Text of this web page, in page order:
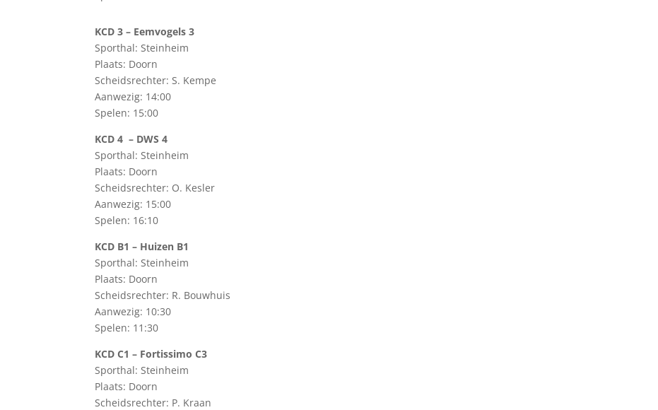
KCD 3 – Eemvogels 3
Sporthal: Steinheim
Plaats: Doorn
Scheidsrechter: S. Kempe
Aanwezig: 14:00
Spelen: 15:00
KCD 4 – DWS 4
Sporthal: Steinheim
Plaats: Doorn
Scheidsrechter: O. Kesler
Aanwezig: 15:00
Spelen: 16:10
KCD B1 – Huizen B1
Sporthal: Steinheim
Plaats: Doorn
Scheidsrechter: R. Bouwhuis
Aanwezig: 10:30
Spelen: 11:30
KCD C1 – Fortissimo C3
Sporthal: Steinheim
Plaats: Doorn
Scheidsrechter: P. Kraan